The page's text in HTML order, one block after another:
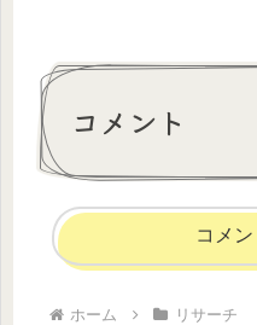
コメント
コメ
ホーム リサーチ